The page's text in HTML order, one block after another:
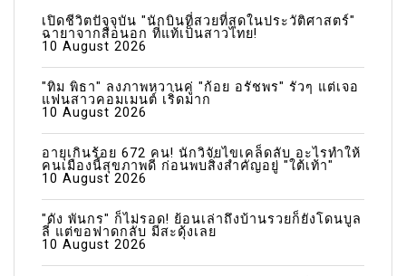
เปิดชีวิตปัจจุบัน "นักบินที่สวยที่สุดในประวัติศาสตร์"
ฉายาจากสื่อนอก ที่แท้เป็นสาวไทย!
10 August 2026
"ทิม พิธา" ลงภาพหวานคู่ "ก้อย อรัชพร" รัวๆ แต่เจอ
แฟนสาวคอมเมนต์ เริ่ดมาก
10 August 2026
อายุเกินร้อย 672 คน! นักวิจัยไขเคล็ดลับ อะไรทำให้
คนเมืองนี้สุขภาพดี ก่อนพบสิ่งสำคัญอยู่ "ใต้เท้า"
10 August 2026
"ดัง พันกร" ก็ไม่รอด! ย้อนเล่าถึงบ้านรวยก็ยังโดนบูล
ลี่ แต่ขอฟาดกลับ มีสะดุ้งเลย
10 August 2026